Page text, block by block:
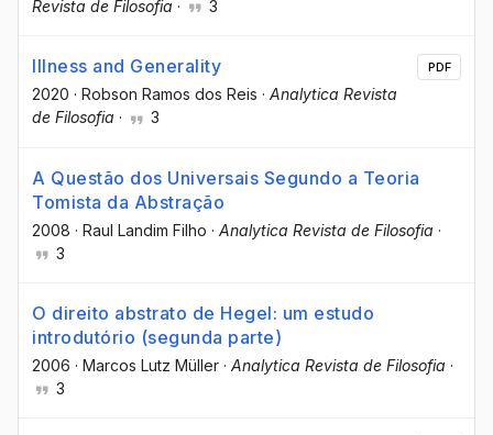
Revista de Filosofia · 3
Illness and Generality
2020 · Robson Ramos dos Reis · Analytica Revista
de Filosofia · 3
PDF
A Questão dos Universais Segundo a Teoria
Tomista da Abstração
2008 · Raul Landim Filho · Analytica Revista de Filosofia ·
3
O direito abstrato de Hegel: um estudo
introdutório (segunda parte)
2006 · Marcos Lutz Müller · Analytica Revista de Filosofia ·
3